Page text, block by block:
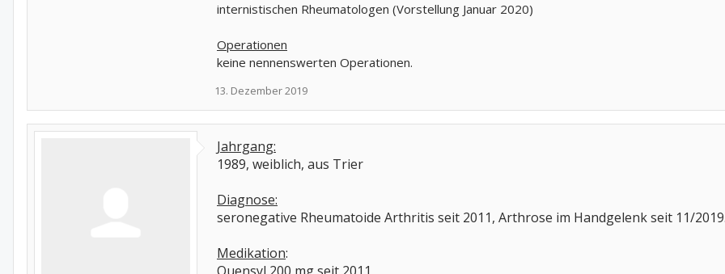
internistischen Rheumatologen (Vorstellung Januar 2020)
Operationen
keine nennenswerten Operationen.
13. Dezember 2019
Jahrgang:
1989, weiblich, aus Trier
Diagnose:
seronegative Rheumatoide Arthritis seit 2011, Arthrose im Handgelenk seit 11/
Medikation: